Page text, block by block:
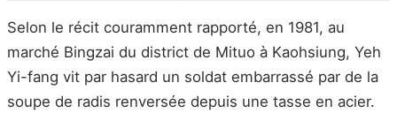
Selon le récit couramment rapporté, en 1981, au
marché Bingzai du district de Mituo à Kaohsiung, Yeh
Yi-fang vit par hasard un soldat embarrassé par de la
soupe de radis renversée depuis une tasse en acier.